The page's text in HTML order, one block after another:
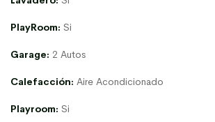
PlayRoom: Si
Garage: 2 Autos
Calefacción: Aire Acondicionado
Playroom: Si